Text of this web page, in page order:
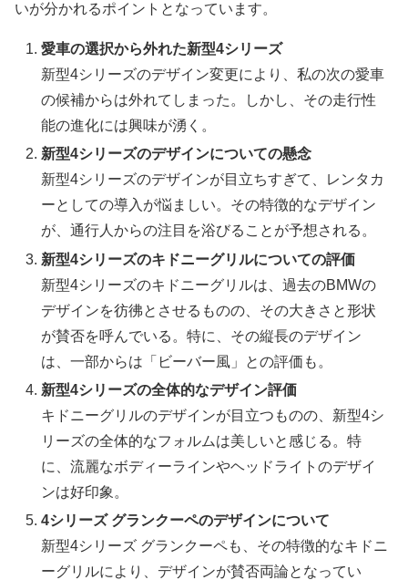
いが分かれるポイントとなっています。
愛車の選択から外れた新型4シリーズ
新型4シリーズのデザイン変更により、私の次の愛車
の候補からは外れてしまった。しかし、その走行性
能の進化には興味が湧く。
新型4シリーズのデザインについての懸念
新型4シリーズのデザインが目立ちすぎて、レンタカ
ーとしての導入が悩ましい。その特徴的なデザイン
が、通行人からの注目を浴びることが予想される。
新型4シリーズのキドニーグリルについての評価
新型4シリーズのキドニーグリルは、過去のBMWの
デザインを彷彿とさせるものの、その大きさと形状
が賛否を呼んでいる。特に、その縦長のデザイン
は、一部からは「ビーバー風」との評価も。
新型4シリーズの全体的なデザイン評価
キドニーグリルのデザインが目立つものの、新型4シ
リーズの全体的なフォルムは美しいと感じる。特
に、流麗なボディーラインやヘッドライトのデザイ
ンは好印象。
4シリーズ グランクーペのデザインについて
新型4シリーズ グランクーペも、その特徴的なキドニ
ーグリルにより、デザインが賛否両論となってい